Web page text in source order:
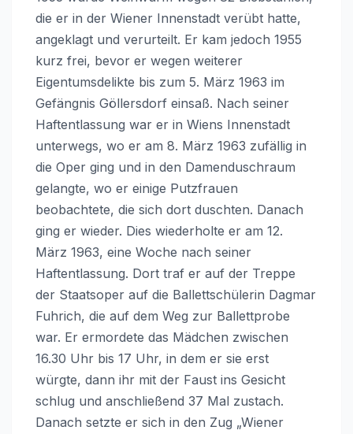
die er in der Wiener Innenstadt verübt hatte,
angeklagt und verurteilt. Er kam jedoch 1955
kurz frei, bevor er wegen weiterer
Eigentumsdelikte bis zum 5. März 1963 im
Gefängnis Göllersdorf einsaß. Nach seiner
Haftentlassung war er in Wiens Innenstadt
unterwegs, wo er am 8. März 1963 zufällig in
die Oper ging und in den Damenduschraum
gelangte, wo er einige Putzfrauen
beobachtete, die sich dort duschten. Danach
ging er wieder. Dies wiederholte er am 12.
März 1963, eine Woche nach seiner
Haftentlassung. Dort traf er auf der Treppe
der Staatsoper auf die Ballettschülerin Dagmar
Fuhrich, die auf dem Weg zur Ballettprobe
war. Er ermordete das Mädchen zwischen
16.30 Uhr bis 17 Uhr, in dem er sie erst
würgte, dann ihr mit der Faust ins Gesicht
schlug und anschließend 37 Mal zustach.
Danach setzte er sich in den Zug „Wiener